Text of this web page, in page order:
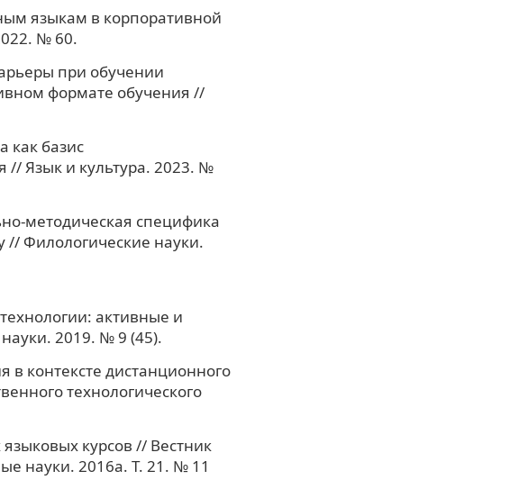
языкам в корпоративной
№ 60.
при обучении
формате обучения //
как базис
// Язык и культура. 2023. №
методическая специфика
// Филологические науки.
активные и
2019. № 9 (45).
в контексте дистанционного
технологического
курсов // Вестник
науки. 2016a. Т. 21. № 11